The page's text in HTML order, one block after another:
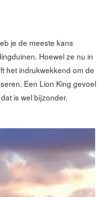
je de meeste kans
Hoewel ze nu in
het indrukwekkend om de
Een Lion King gevoel
is wel bijzonder.